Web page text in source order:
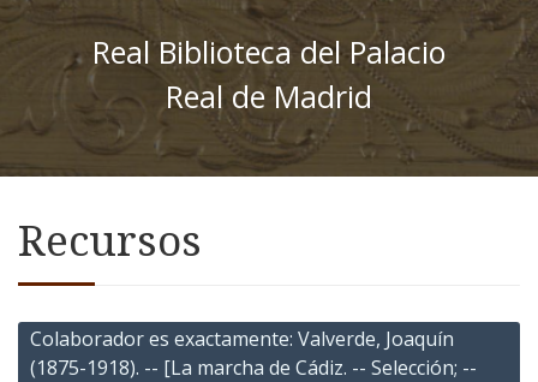
Real Biblioteca del Palacio
Real de Madrid
Recursos
Colaborador es exactamente Valverde, Joaquín
(1875-1918). -- [La marcha de Cádiz. -- Selección; --